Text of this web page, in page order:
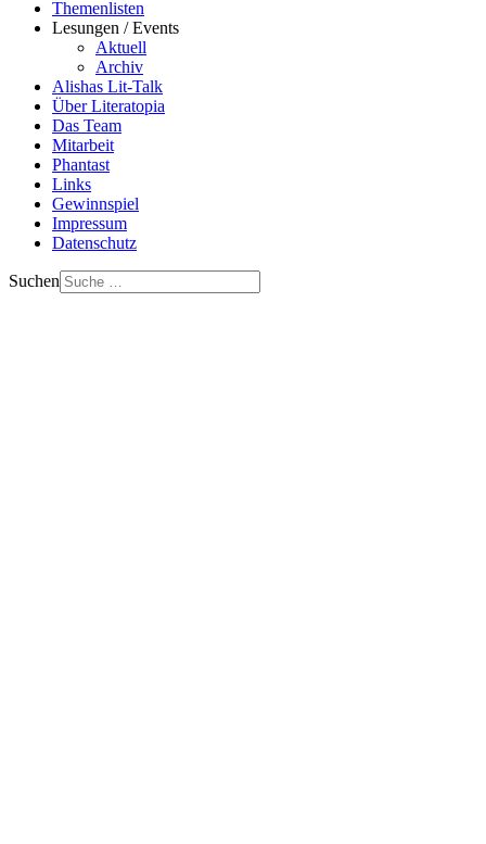
Themenlisten
Lesungen / Events
Aktuell
Archiv
Alishas Lit-Talk
Über Literatopia
Das Team
Mitarbeit
Phantast
Links
Gewinnspiel
Impressum
Datenschutz
Suchen